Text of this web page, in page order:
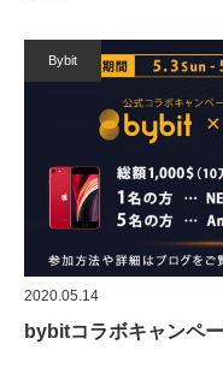
Bybit
2020.05.14
bybitコラボキャンペ